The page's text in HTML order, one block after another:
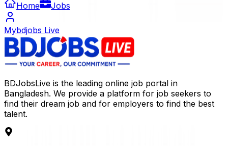
Home
Jobs
Mybdjobs Live
BDJobsLive is the leading online job portal in
Bangladesh. We provide a platform for job seekers to
find their dream job and for employers to find the best
talent.